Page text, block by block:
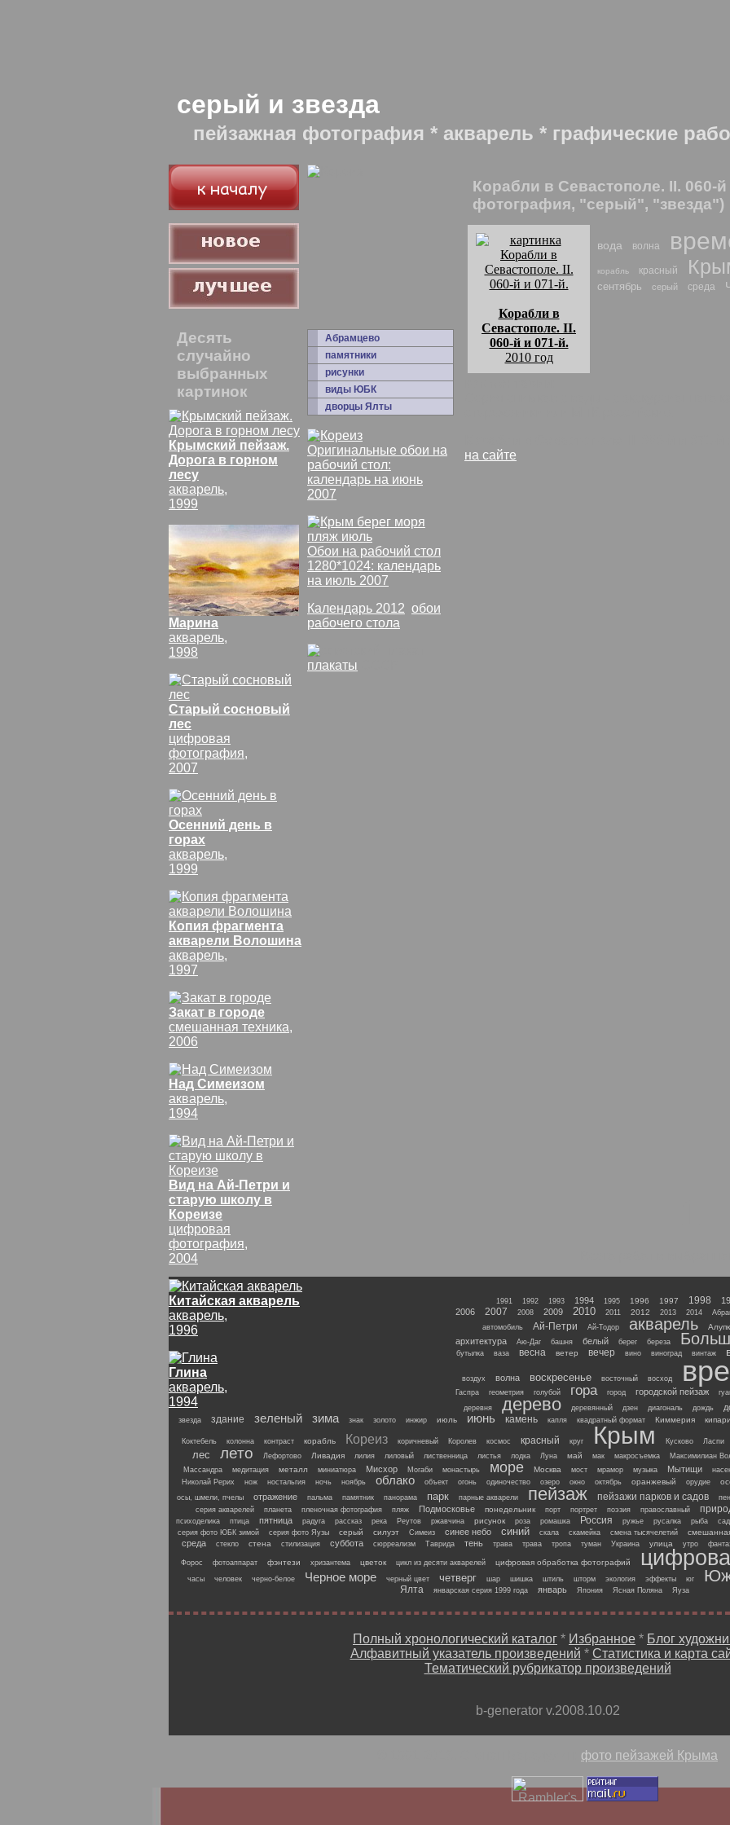
серый и звезда
пейзажная фотография * акварель * графические
Десять
случайно
выбранных
картинок
Крымский пейзаж.
Дорога в горном
лесу
акварель,
1999
Марина
акварель,
1998
Старый сосновый
лес
цифровая
фотография,
2007
Осенний день в
горах
акварель,
1999
Копия фрагмента
акварели Волошина
акварель,
1997
Закат в городе
смешанная техника,
2006
Над Симеизом
акварель,
1994
Вид на Ай-Петри и
старую школу в
Кореизе
цифровая
фотография,
2004
Китайская акварель
акварель,
1996
Глина
акварель,
1994
Абрамцево
памятники
рисунки
виды ЮБК
дворцы Ялты
Оригинальные обои на
рабочий стол:
календарь на июнь
2007
Обои на рабочий стол
1280*1024: календарь
на июль 2007
Календарь 2012 обои
рабочего стола
плакаты
Корабли в Севастополе. II. 060-
фотография, "серый", "звезда")
Корабли в
Севастополе. II.
060-й и 071-й.
2010 год
вода волна
корабль красный
сентябрь серый среда
на сайте
1991 1992 1993 1994 1995 1996 1997 1998
2006
2007 2008 2009 2010 2011 2012 2013 2014
автомобиль
Ай-Петри Ай-Тодор акварель
архитектура Аю-Даг башня белый берег береза
бутылка
ваза весна ветер вечер вино виноград винтаж
воздух волна воскресенье восточный восход
Гаспра геометрия голубой гора город городской пейзаж
деревня
дерево деревянный дзен диагональ дождь
звезда здание зеленый зима знак золото инжир июль июнь камень капля квадратный формат Киммерия
Коктебель колонна контраст корабльКореиз коричневый Королев космос красный круг Крым Кусково Ласпи
лес лето Лефортово Ливадия лилия лиловый лиственница листья лодка Луна май мак макросъемка Максимилиан
Массандра медитация металл миниатюра Мисхор Могаби монастырь море Москва мост мрамор музыка Мытищи
Николай Рерих
нож ностальгия ночь ноябрь облако объект огонь одиночество озеро окно октябрь оранжевый орудие
осы, шмели, пчелы
отражение пальма памятник панорама парк парные акварели пейзаж пейзажи парков и садов
серия акварелей
планета пленочная фотография пляж Подмосковье понедельник порт портрет поэзия православный
психоделика
птица пятница радуга рассказ река Реутов ржавчина рисунок роза ромашка Россия ружье русалка рыба сад
серия фото ЮБК зимой серия фото Яузы серый силуэт Симеиз синее небо синий скала скамейка смена тысячелетий
среда стекло стена стилизация суббота сюрреализм Таврида тень трава трава тропа туман Украина улица утро
Форос фотоаппарат фэнтези хризантема цветок цикл из десяти акварелей цифровая обработка фотографий
часы
человек черно-белое Черное море черный цвет четверг шар шишка штиль шторм экология эффекты юг
Ялта январская серия 1999 года январь Япония Ясная Поляна Яуза
Полный хронологический каталог * Избранное * Блог
Алфавитный указатель произведений * Статистика и карта
Тематический рубрикатор произведений
b-generator v.2008.10.02
фото пейзажей Крыма